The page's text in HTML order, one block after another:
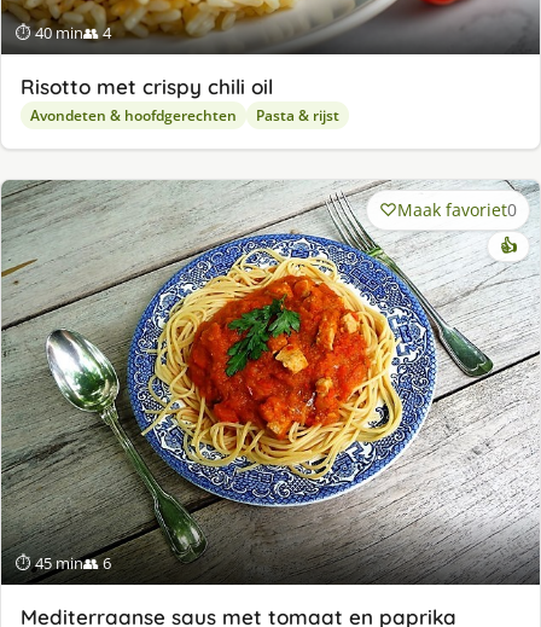
⏱ 40 min👥 4
Risotto met crispy chili oil
Avondeten & hoofdgerechten Pasta & rijst
⏱ 45 min👥 6
Maak favoriet0
👍
Mediterraanse saus met tomaat en paprika